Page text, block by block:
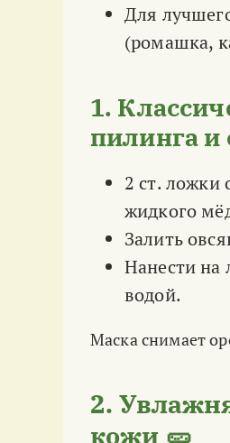
Для
(ромашка,
1.
пилинга и
2 ст. ложки
жидкого
Залить
Нанести на
водой.
Маска снимает
2.
кожи 🥒